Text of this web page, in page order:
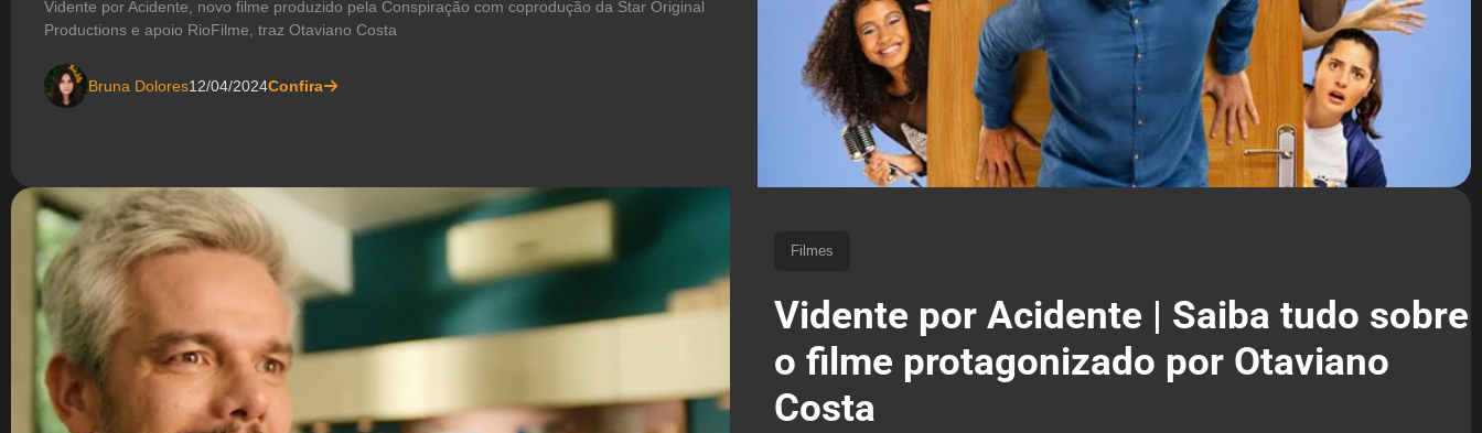
Vidente por Acidente, novo filme produzido pela Conspiração com coprodução da Star Original
Productions e apoio RioFilme, traz Otaviano Costa
Bruna Dolores12/04/2024Confira
Filmes
Vidente por Acidente | Saiba tudo sobre
o filme protagonizado por Otaviano
Costa